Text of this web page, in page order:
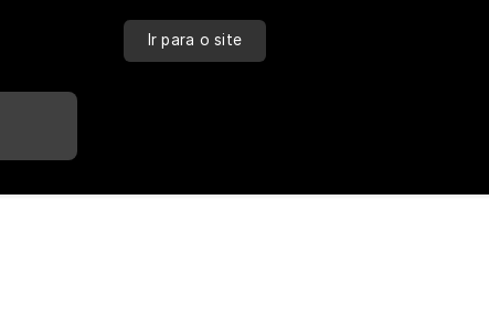
Ir para o site